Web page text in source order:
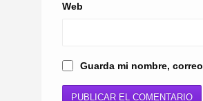
Web
Guarda mi nombre,